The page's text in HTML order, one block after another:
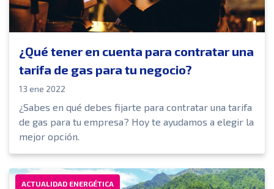
¿Qué tener en cuenta para contratar una
tarifa de gas para tu negocio?
13 ene 2022
¿Sabes en qué debes fijarte para contratar una tarifa
de gas para tu empresa? Hoy te ayudamos a elegir la
mejor opción.
ACTUALIDAD ENERGÉTICA